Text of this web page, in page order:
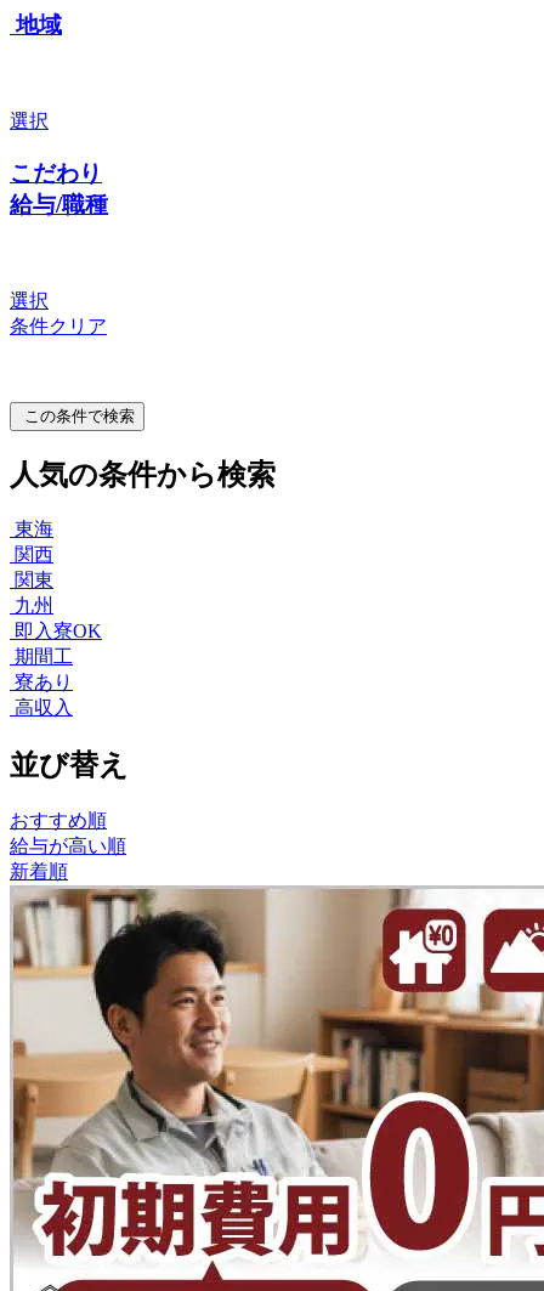
地域
選択
こだわり
給与/職種
選択
条件クリア
この条件で検索
人気の条件から検索
東海
関西
関東
九州
即入寮OK
期間工
寮あり
高収入
並び替え
おすすめ順
給与が高い順
新着順